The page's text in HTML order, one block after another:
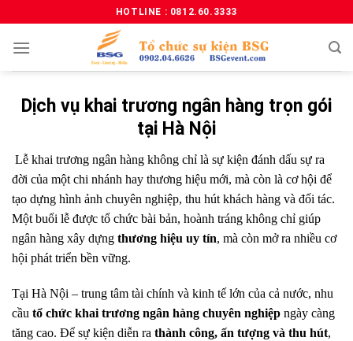
HOTLINE : 0812.60.3333
Dịch vụ khai trương ngân hàng trọn gói
tại Hà Nội
Lễ khai trương ngân hàng không chỉ là sự kiện đánh dấu sự ra
đời của một chi nhánh hay thương hiệu mới, mà còn là cơ hội để
tạo dựng hình ảnh chuyên nghiệp, thu hút khách hàng và đối tác.
Một buổi lễ được tổ chức bài bản, hoành tráng không chỉ giúp
ngân hàng xây dựng thương hiệu uy tín, mà còn mở ra nhiều cơ
hội phát triển bền vững.
Tại Hà Nội – trung tâm tài chính và kinh tế lớn của cả nước, nhu
cầu tổ chức khai trương ngân hàng chuyên nghiệp ngày càng
tăng cao. Để sự kiện diễn ra thành công, ấn tượng và thu hút,